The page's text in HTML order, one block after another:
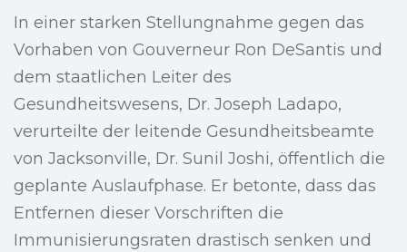
In einer starken Stellungnahme gegen das
Vorhaben von Gouverneur Ron DeSantis und
dem staatlichen Leiter des
Gesundheitswesens, Dr. Joseph Ladapo,
verurteilte der leitende Gesundheitsbeamte
von Jacksonville, Dr. Sunil Joshi, öffentlich die
geplante Auslaufphase. Er betonte, dass das
Entfernen dieser Vorschriften die
Immunisierungsraten drastisch senken und